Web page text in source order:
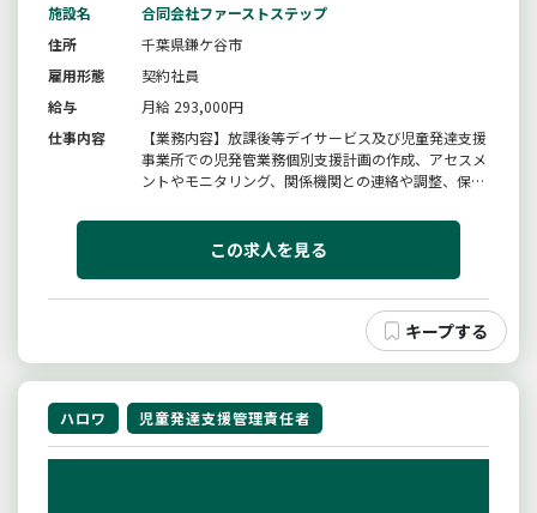
施設名
合同会社ファーストステップ
住所
千葉県鎌ケ谷市
雇用形態
契約社員
給与
月給 293,000円
仕事内容
【業務内容】放課後等デイサービス及び児童発達支援
事業所での児発管業務個別支援計画の作成、アセスメ
ントやモニタリング、関係機関との連絡や調整、保護
管理者業務等最初は子どもたちやスタッフの顔、施設
状況を覚えていただくことからスタートします。【変
この求人を見る
ハロワ 児童発達支援管理責任者